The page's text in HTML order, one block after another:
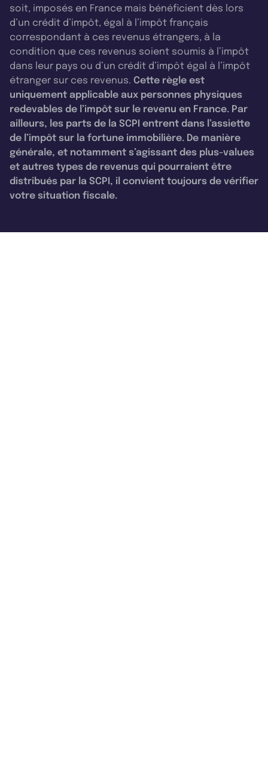
soit, imposés en France mais bénéficient dès lors
d’un crédit d’impôt, égal à l’impôt français
correspondant à ces revenus étrangers, à la
condition que ces revenus soient soumis à l’impôt
dans leur pays ou d’un crédit d’impôt égal à l’impôt
étranger sur ces revenus. Cette règle est
uniquement applicable aux personnes physiques
redevables de l’impôt sur le revenu en France. Par
ailleurs, les parts de la SCPI entrent dans l’assiette
de l’impôt sur la fortune immobilière. De manière
générale, et notamment s’agissant des plus-values
et autres types de revenus qui pourraient être
distribués par la SCPI, il convient toujours de vérifier
votre situation fiscale.